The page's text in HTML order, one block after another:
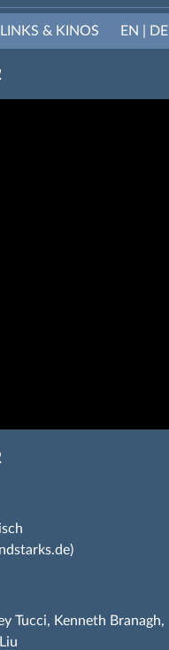
LINKS & KINOS EN | DE
Tucci, Kenneth Branagh,